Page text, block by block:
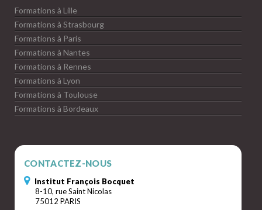
Formations à Lille
Formations à Strasbourg
Formations à Paris
Formations à Nantes
Formations à Rennes
Formations à Lyon
Formations à Toulouse
Formations à Bordeaux
CONTACTEZ-NOUS
Institut François Bocquet
8-10, rue Saint Nicolas
75012 PARIS